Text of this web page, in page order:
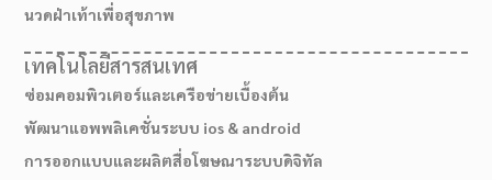
นวดฝ่าเท้าเพื่อสุขภาพ
เทคโนโลยีสารสนเทศ
ซ่อมคอมพิวเตอร์และเครือข่ายเบื้องต้น
พัฒนาแอพพลิเคชั่นระบบ ios & android
การออกแบบและผลิตสื่อโฆษณาระบบดิจิทัล